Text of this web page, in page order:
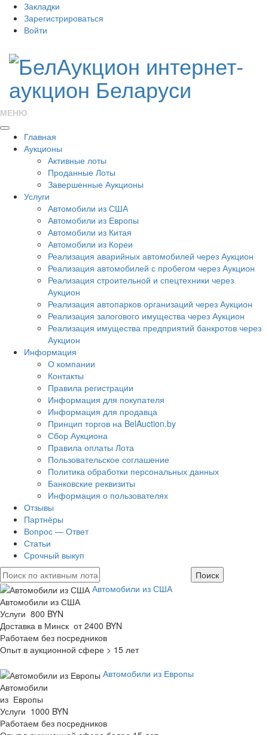
Закладки
Зарегистрироваться
Войти
МЕНЮ
Главная
Аукционы
Активные лоты
Проданные Лоты
Завершенные Аукционы
Услуги
Автомобили из США
Автомобили из Европы
Автомобили из Китая
Автомобили из Кореи
Реализация аварийных автомобилей через Аукцион
Реализация автомобилей с пробегом через Аукцион
Реализация строительной и спецтехники через
Аукцион
Реализация автопарков организаций через Аукцион
Реализация залогового имущества через Аукцион
Реализация имущества предприятий банкротов через
Аукцион
Информация
О компании
Контакты
Правила регистрации
Информация для покупателя
Информация для продавца
Принцип торгов на BelAuction.by
Сбор Аукциона
Правила оплаты Лота
Пользовательское соглашение
Политика обработки персональных данных
Банковские реквизиты
Информация о пользователях
Отзывы
Партнёры
Вопрос — Ответ
Статьи
Срочный выкуп
Автомобили из США
Автомобили из США
Услуги 800 BYN
Доставка в Минск от 2400 BYN
Работаем без посредников
Опыт в аукционной сфере > 15 лет
Автомобили из Европы
Автомобили
из Европы
Услуги 1000 BYN
Работаем без посредников